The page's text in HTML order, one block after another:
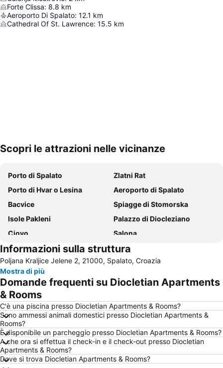
Forte Clissa: 8.8 km
Aeroporto Di Spalato: 12.1 km
Cathedral Of St. Lawrence: 15.5 km
Espandi mappa
Scopri le attrazioni nelle vicinanze
Porto di Spalato
Zlatni Rat
Porto di Hvar o Lesina
Aeroporto di Spalato
Bacvice
Spiagge di Stomorska
Isole Pakleni
Palazzo di Diocleziano
Ciovo
Salona
Historic City of Trogir
Stobrec
Riva
Cattedrale di San Lorenzo
Bol Airport
Mimice
Cattedrale di Santo Stefano
Poljud
Croatia Boat Show
Stari Grad Plain
Vrboska
Avtobusni kolodvor Split
San Giovanni Battista
Porta Sud o Porta della Città
Željeznički kolodvor Split
Pokonji Dol
Informazioni sulla struttura
Poljana Kraljice Jelene 2, 21000, Spalato, Croazia
Mostra di più
Domande frequenti su Diocletian Apartments
& Rooms
C'è una piscina presso Diocletian Apartments & Rooms?
Sono ammessi animali domestici presso Diocletian Apartments &
Rooms?
È disponibile un parcheggio presso Diocletian Apartments & Rooms?
A che ora si effettua il check-in e il check-out presso Diocletian
Apartments & Rooms?
Dove si trova Diocletian Apartments & Rooms?